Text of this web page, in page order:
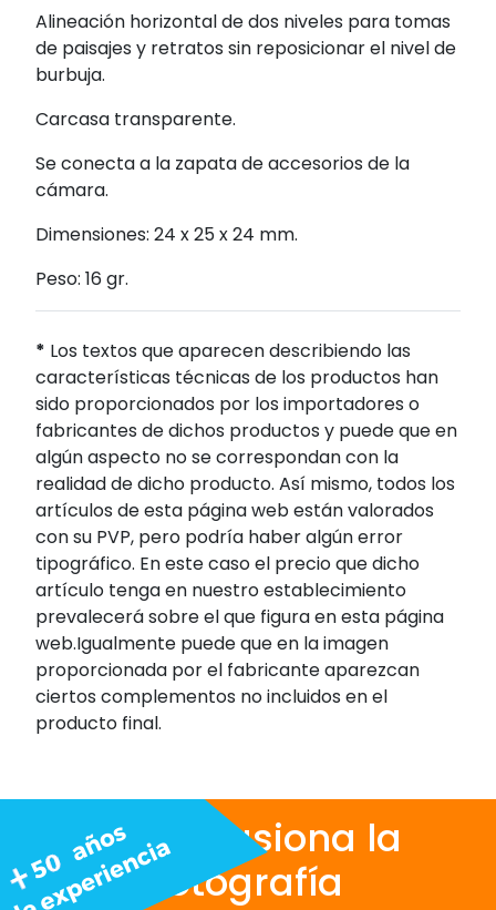
Alineación horizontal de dos niveles para tomas
de paisajes y retratos sin reposicionar el nivel de
burbuja.
Carcasa transparente.
Se conecta a la zapata de accesorios de la
cámara.
Dimensiones: 24 x 25 x 24 mm.
Peso: 16 gr.
* Los textos que aparecen describiendo las
características técnicas de los productos han
sido proporcionados por los importadores o
fabricantes de dichos productos y puede que en
algún aspecto no se correspondan con la
realidad de dicho producto. Así mismo, todos los
artículos de esta página web están valorados
con su PVP, pero podría haber algún error
tipográfico. En este caso el precio que dicho
artículo tenga en nuestro establecimiento
prevalecerá sobre el que figura en esta página
web.Igualmente puede que en la imagen
proporcionada por el fabricante aparezcan
ciertos complementos no incluidos en el
producto final.
Nos apasiona la
fotografía